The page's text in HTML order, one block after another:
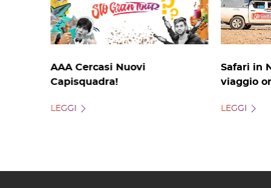
AAA Cercasi Nuovi
Capisquadra!
LEGGI
Safari in
viaggio
LEGGI